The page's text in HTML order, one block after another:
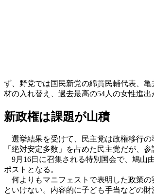
ず、野党では国民新党の綿貫民輔代表、
材の入れ替え、過去最高の54人の女性進出
新政権は課題が山積
選挙結果を受けて、民主党は政権移行の
「絶対安定多数」を占めた民主党だが、
9月16日に召集される特別国会で、鳩山
ポストとなる。
何よりもマニフェストで表明した政策の
といけない。内容的に子ども手当などの